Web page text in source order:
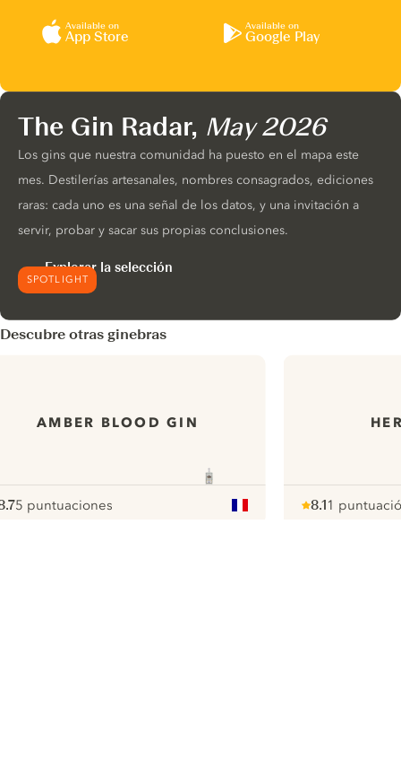
Available on
App Store
Available on
Google Play
SPOTLIGHT
The Gin Radar, May 2026
Los gins que nuestra comunidad ha puesto en el mapa este
mes. Destilerías artesanales, nombres consagrados, ediciones
raras: cada uno es una señal de los datos, y una invitación a
servir, probar y sacar sus propias conclusiones.
Explorar la selección
Descubre otras ginebras
AMBER BLOOD GIN
pour
5 puntuaciones
Note :
8.1
pour
1